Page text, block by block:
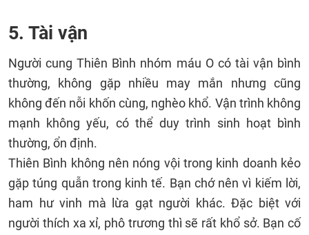
5. Tài vận
Người cung Thiên Bình nhóm máu O có tài vận bình
thường, không gặp nhiều may mắn nhưng cũng
không đến nỗi khốn cùng, nghèo khổ. Vận trình không
mạnh không yếu, có thể duy trình sinh hoạt bình
thường, ổn định.
Thiên Bình không nên nóng vội trong kinh doanh kẻo
gặp túng quẫn trong kinh tế. Bạn chớ nên vì kiếm lời,
ham hư vinh mà lừa gạt người khác. Đặc biệt với
người thích xa xỉ, phô trương thì sẽ rất khổ sở. Bạn cố